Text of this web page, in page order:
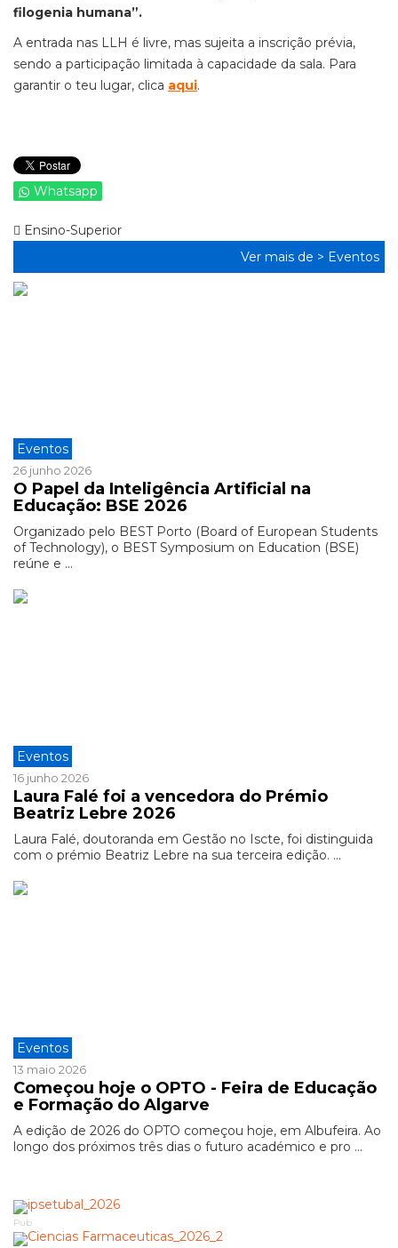
filogenia humana”.
A entrada nas LLH é livre, mas sujeita a inscrição prévia,
sendo a participação limitada à capacidade da sala. Para
garantir o teu lugar, clica aqui.
Whatsapp
Ensino-Superior
Ver mais de > Eventos
Eventos
26 junho 2026
O Papel da Inteligência Artificial na
Educação: BSE 2026
Organizado pelo BEST Porto (Board of European Students
of Technology), o BEST Symposium on Education (BSE)
reúne e ...
Eventos
16 junho 2026
Laura Falé foi a vencedora do Prémio
Beatriz Lebre 2026
Laura Falé, doutoranda em Gestão no Iscte, foi distinguida
com o prémio Beatriz Lebre na sua terceira edição. ...
Eventos
13 maio 2026
Começou hoje o OPTO - Feira de Educação
e Formação do Algarve
A edição de 2026 do OPTO começou hoje, em Albufeira. Ao
longo dos próximos três dias o futuro académico e pro ...
Pub